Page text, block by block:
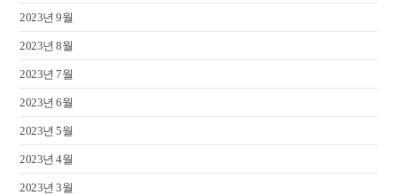
2023년 9월
2023년 8월
2023년 7월
2023년 6월
2023년 5월
2023년 4월
2023년 3월